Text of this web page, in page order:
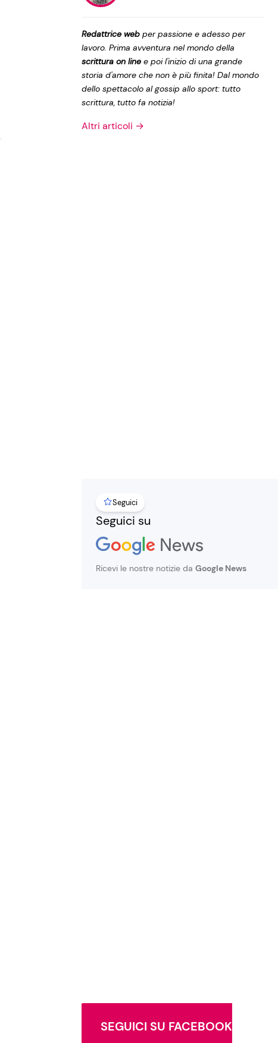
Privacy Policy
Redattrice web per passione e adesso per
lavoro. Prima avventura nel mondo della
scrittura on line e poi l'inizio di una grande
storia d'amore che non è più finita! Dal mondo
dello spettacolo al gossip allo sport: tutto
scrittura, tutto fa notizia!
Altri articoli →
Seguici
Seguici su
Ricevi le nostre notizie da Google News
SEGUICI SU FACEBOOK